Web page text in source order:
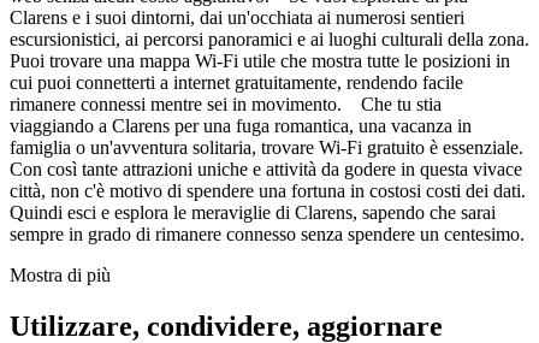
Clarens e i suoi dintorni, dai un'occhiata ai numerosi sentieri
escursionistici, ai percorsi panoramici e ai luoghi culturali della zona.
Puoi trovare una mappa Wi-Fi utile che mostra tutte le posizioni in
cui puoi connetterti a internet gratuitamente, rendendo facile
rimanere connessi mentre sei in movimento. Che tu stia
viaggiando a Clarens per una fuga romantica, una vacanza in
famiglia o un'avventura solitaria, trovare Wi-Fi gratuito è essenziale.
Con così tante attrazioni uniche e attività da godere in questa vivace
città, non c'è motivo di spendere una fortuna in costosi costi dei dati.
Quindi esci e esplora le meraviglie di Clarens, sapendo che sarai
sempre in grado di rimanere connesso senza spendere un centesimo.
Mostra di più
Utilizzare, condividere, aggiornare